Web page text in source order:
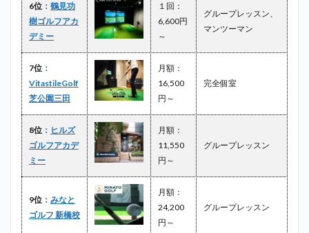
9位：
みな
とゴ
ルフ
新橋
校＿
芝公
園
2.10
10
位：TANI
MASAKI
GOLF
ACADEMY
21＿芝公
園
2.11
チ
キンゴル
6位 ： 鶴見功
樹ゴルフアカ
デミー
１回：
6,600円
～
グループレッスン、
マンツーマン
7位 ：
VitastileGolf
芝公園三田
月額：
16,500
円～
完全個室
8位 ： ヒルズ
ゴルフアカデ
ミー
月額：
11,550
円～
グループレッスン
9位 ： みなと
ゴルフ 新橋校
月額：
24,200
円～
グループレッスン